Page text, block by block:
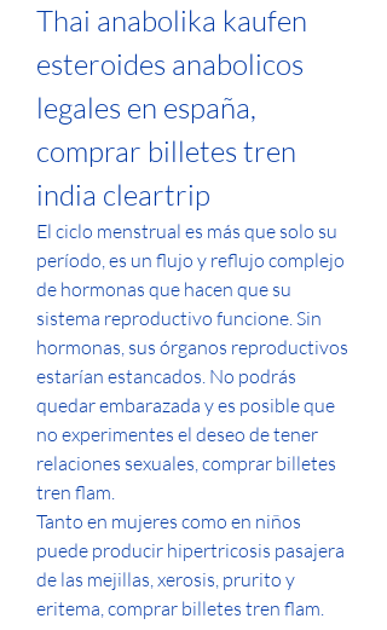
Thai anabolika kaufen
esteroides anabolicos
legales en españa,
comprar billetes tren
india cleartrip
El ciclo menstrual es más que solo su
período, es un flujo y reflujo complejo
de hormonas que hacen que su
sistema reproductivo funcione. Sin
hormonas, sus órganos reproductivos
estarían estancados. No podrás
quedar embarazada y es posible que
no experimentes el deseo de tener
relaciones sexuales, comprar billetes
tren flam.
Tanto en mujeres como en niños
puede producir hipertricosis pasajera
de las mejillas, xerosis, prurito y
eritema, comprar billetes tren flam.